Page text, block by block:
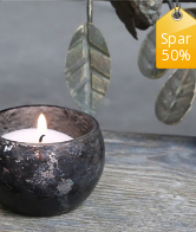
Spar
50%